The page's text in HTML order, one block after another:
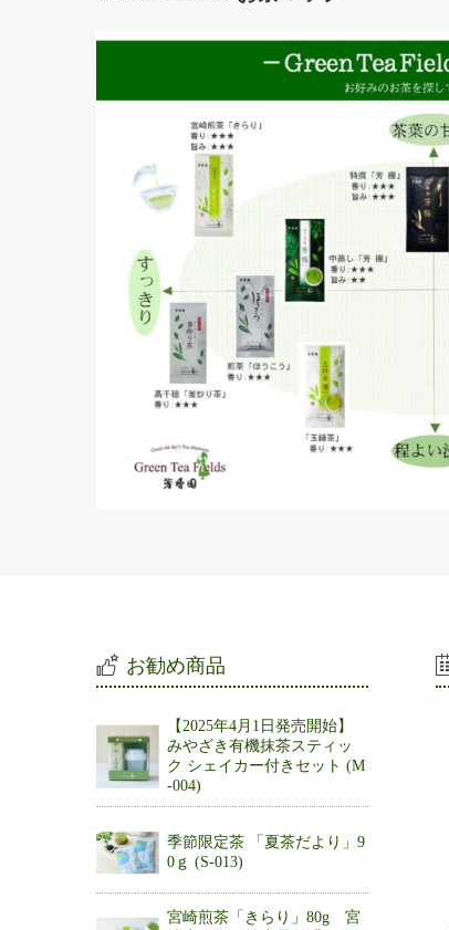
お勧め商品
【2025年4月1日発売開始】
みやざき有機抹茶スティッ
ク シェイカー付きセット (M
-004)
季節限定茶 「夏茶だより」9
0ｇ (S-013)
宮崎煎茶「きらり」80g 宮